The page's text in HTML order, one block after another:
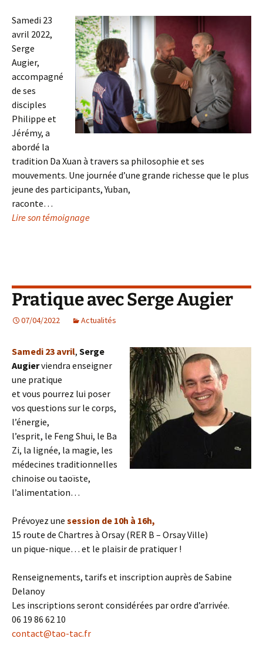
Samedi 23
avril 2022,
Serge
Augier,
accompagné
de ses
disciples
Philippe et
Jérémy, a
abordé la
tradition Da Xuan à travers sa philosophie et ses
mouvements. Une journée d’une grande richesse que le plus
jeune des participants, Yuban,
raconte…
Lire son témoignage
Pratique avec Serge Augier
07/04/2022 Actualités
Samedi 23 avril, Serge
Augierviendra enseigner
une pratique
et vous pourrez lui poser
vos questions sur le corps,
l’énergie,
l’esprit, le Feng Shui, le Ba
Zi, la lignée, la magie, les
médecines traditionnelles
chinoise ou taoïste,
l’alimentation…
Prévoyez une session de 10h à 16h,
15 route de Chartres à Orsay (RER B – Orsay Ville)
un pique-nique… et le plaisir de pratiquer !
Renseignements, tarifs et inscription auprès de Sabine
Delanoy
Les inscriptions seront considérées par ordre d’arrivée.
06 19 86 62 10
contact@tao-tac.fr